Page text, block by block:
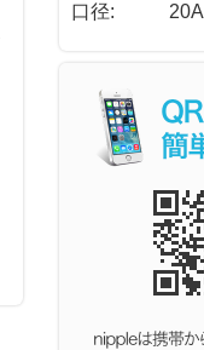
口径: 20A